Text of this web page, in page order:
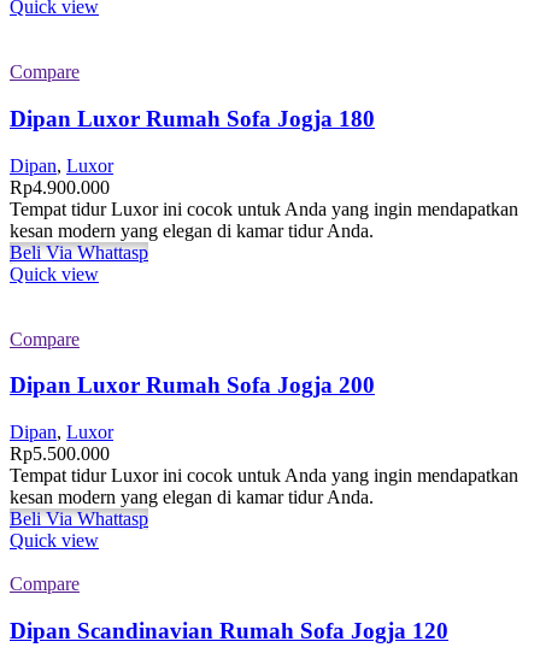
Quick view
Compare
Dipan Luxor Rumah Sofa Jogja 180
Dipan, Luxor
Rp4.900.000
Tempat tidur Luxor ini cocok untuk Anda yang ingin mendapatkan
kesan modern yang elegan di kamar tidur Anda.
Beli Via Whattasp
Quick view
Compare
Dipan Luxor Rumah Sofa Jogja 200
Dipan, Luxor
Rp5.500.000
Tempat tidur Luxor ini cocok untuk Anda yang ingin mendapatkan
kesan modern yang elegan di kamar tidur Anda.
Beli Via Whattasp
Quick view
Compare
Dipan Scandinavian Rumah Sofa Jogja 120